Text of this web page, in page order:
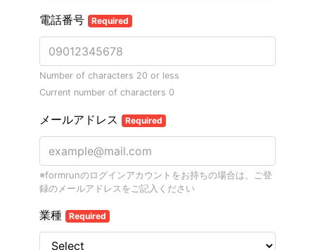
電話番号 Required
Number of characters 20 or less
Current number of characters 0
メールアドレス Required
※formrunのログインアカウントをお持ちの場合は、ご登
録のメールアドレスをご記入ください
業種 Required